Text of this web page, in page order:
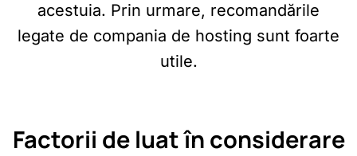
acestuia. Prin urmare, recomandările
legate de compania de hosting sunt foarte
utile.
Factorii de luat în considerare